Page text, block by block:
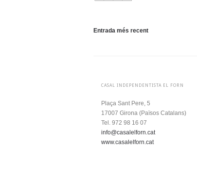
Entrada més recent
CASAL INDEPENDENTISTA EL FORN
Plaça Sant Pere, 5
17007 Girona (Països Catalans)
Tel. 972 98 16 07
info@casalelforn.cat
www.casalelforn.cat